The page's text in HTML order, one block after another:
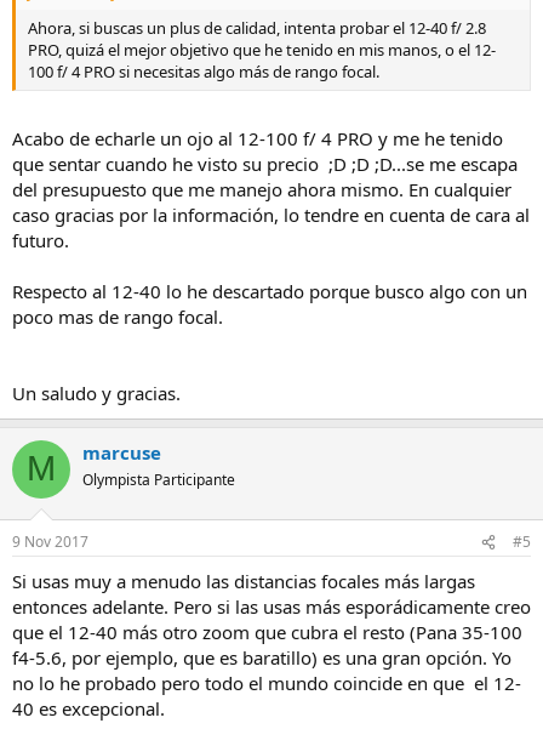
Ahora, si buscas un plus de calidad, intenta probar el 12-40 f/ 2.8
PRO, quizá el mejor objetivo que he tenido en mis manos, o el 12-
100 f/ 4 PRO si necesitas algo más de rango focal.
Acabo de echarle un ojo al 12-100 f/ 4 PRO y me he tenido
que sentar cuando he visto su precio ;D ;D ;D...se me escapa
del presupuesto que me manejo ahora mismo. En cualquier
caso gracias por la información, lo tendre en cuenta de cara al
futuro.
Respecto al 12-40 lo he descartado porque busco algo con un
poco mas de rango focal.
Un saludo y gracias.
M marcuse
Olympista Participante
9 Nov 2017 #5
Si usas muy a menudo las distancias focales más largas
entonces adelante. Pero si las usas más esporádicamente creo
que el 12-40 más otro zoom que cubra el resto (Pana 35-100
f4-5.6, por ejemplo, que es baratillo) es una gran opción. Yo
no lo he probado pero todo el mundo coincide en que el 12-
40 es excepcional.